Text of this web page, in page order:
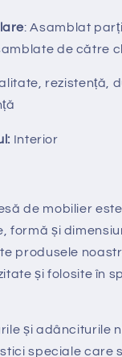
: Asamblat
de către
rezistență,
Interior
de mobilier
formă și
produsele
și folosite în
și adânciturile
speciale care